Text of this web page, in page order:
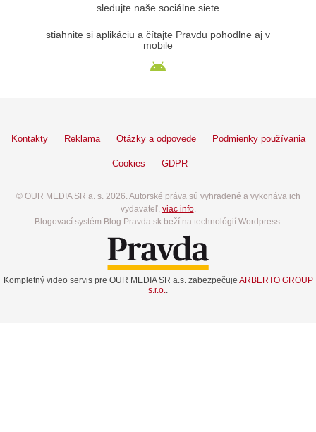
sledujte naše sociálne siete
stiahnite si aplikáciu a čítajte Pravdu pohodlne aj v
mobile
Kontakty Reklama Otázky a odpovede Podmienky používania
Cookies GDPR
© OUR MEDIA SR a. s. 2026. Autorské práva sú vyhradené a vykonáva ich
vydavateľ, viac info.
Blogovací systém Blog.Pravda.sk beží na technológií Wordpress.
Kompletný video servis pre OUR MEDIA SR a.s. zabezpečuje ARBERTO GROUP
s.r.o..